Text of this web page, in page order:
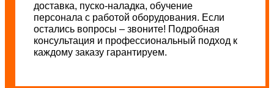
доставка, пуско-наладка, обучение
персонала с работой оборудования. Если
остались вопросы – звоните! Подробная
консультация и профессиональный подход к
каждому заказу гарантируем.